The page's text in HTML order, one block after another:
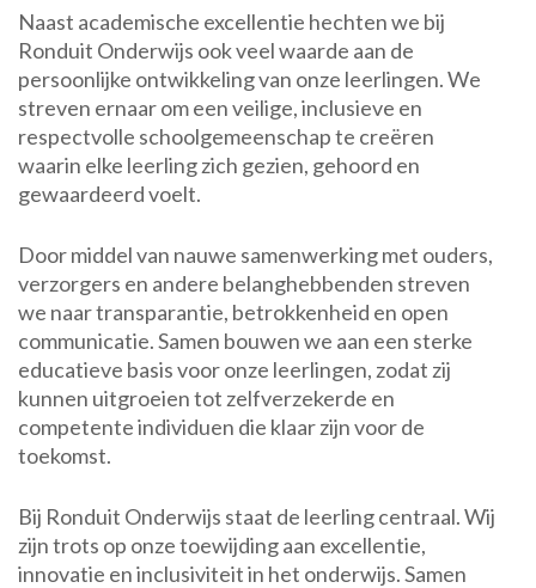
Naast academische excellentie hechten we bij
Ronduit Onderwijs ook veel waarde aan de
persoonlijke ontwikkeling van onze leerlingen. We
streven ernaar om een veilige, inclusieve en
respectvolle schoolgemeenschap te creëren
waarin elke leerling zich gezien, gehoord en
gewaardeerd voelt.
Door middel van nauwe samenwerking met ouders,
verzorgers en andere belanghebbenden streven
we naar transparantie, betrokkenheid en open
communicatie. Samen bouwen we aan een sterke
educatieve basis voor onze leerlingen, zodat zij
kunnen uitgroeien tot zelfverzekerde en
competente individuen die klaar zijn voor de
toekomst.
Bij Ronduit Onderwijs staat de leerling centraal. Wij
zijn trots op onze toewijding aan excellentie,
innovatie en inclusiviteit in het onderwijs. Samen